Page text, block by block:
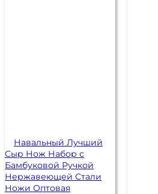
Навальный Лучший
Сыр Нож Набор с
Бамбуковой Ручкой
Нержавеющей Стали
Ножи Оптовая